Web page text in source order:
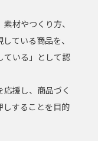
材やつくり方、
ている商品を、
ている」として認
援し、商品づく
しすることを目的